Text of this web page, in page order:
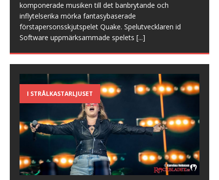
komponerade musiken till det banbrytande och
inflytelserika mörka fantasybaserade
förstapersonsskjutspelet Quake. Spelutvecklaren id
Software uppmärksammade spelets [...]
I STRÅLKASTARLJUSET